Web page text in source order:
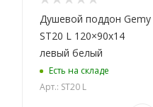
Душевой поддон Gemy
ST20 L 120×90х14
левый белый
Есть на складе
Арт.: ST20 L